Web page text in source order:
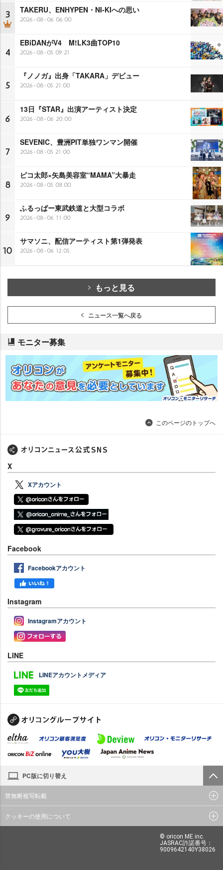
3 TAKERU、ENHYPEN・NI-KIへの思い
2026-08-06 06:00
4
EBiDANがV4 M!LK3曲TOP10
2026-08-05 09:21
5
『ノノガ』出身「TAKARA」デビュー
2026-08-05 21:00
6
13日『STAR』出演アーティスト決定
2026-08-06 20:00
7
SEVENIC、豊洲PIT単独ワンマン開催
2026-08-05 21:00
8
ピコ太郎×矢島美容室“MAMA”大暴走
2026-08-05 08:00
9
ふるっぱー東武鉄道と大型コラボ
2026-08-06 11:00
10
サマソニ、配信アーティスト第1弾発表
2026-08-06 12:05
もっと見る
ニュース一覧へ戻る
モニター募集
このページのトップへ
X
Xアカウント
Facebook
Facebookアカウント
Instagram
Instagramアカウント
LINE
LINEアカウントメディア
PC版に切り替え
禁無断複写転載
クッキーの使用について
© oricon ME inc.
JASRAC許諾番号：
9009642140Y38026